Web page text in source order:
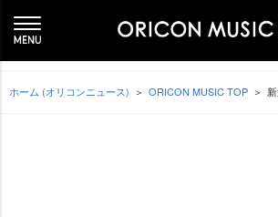
ホーム (オリコンニュース) ORICON MUSIC TOP